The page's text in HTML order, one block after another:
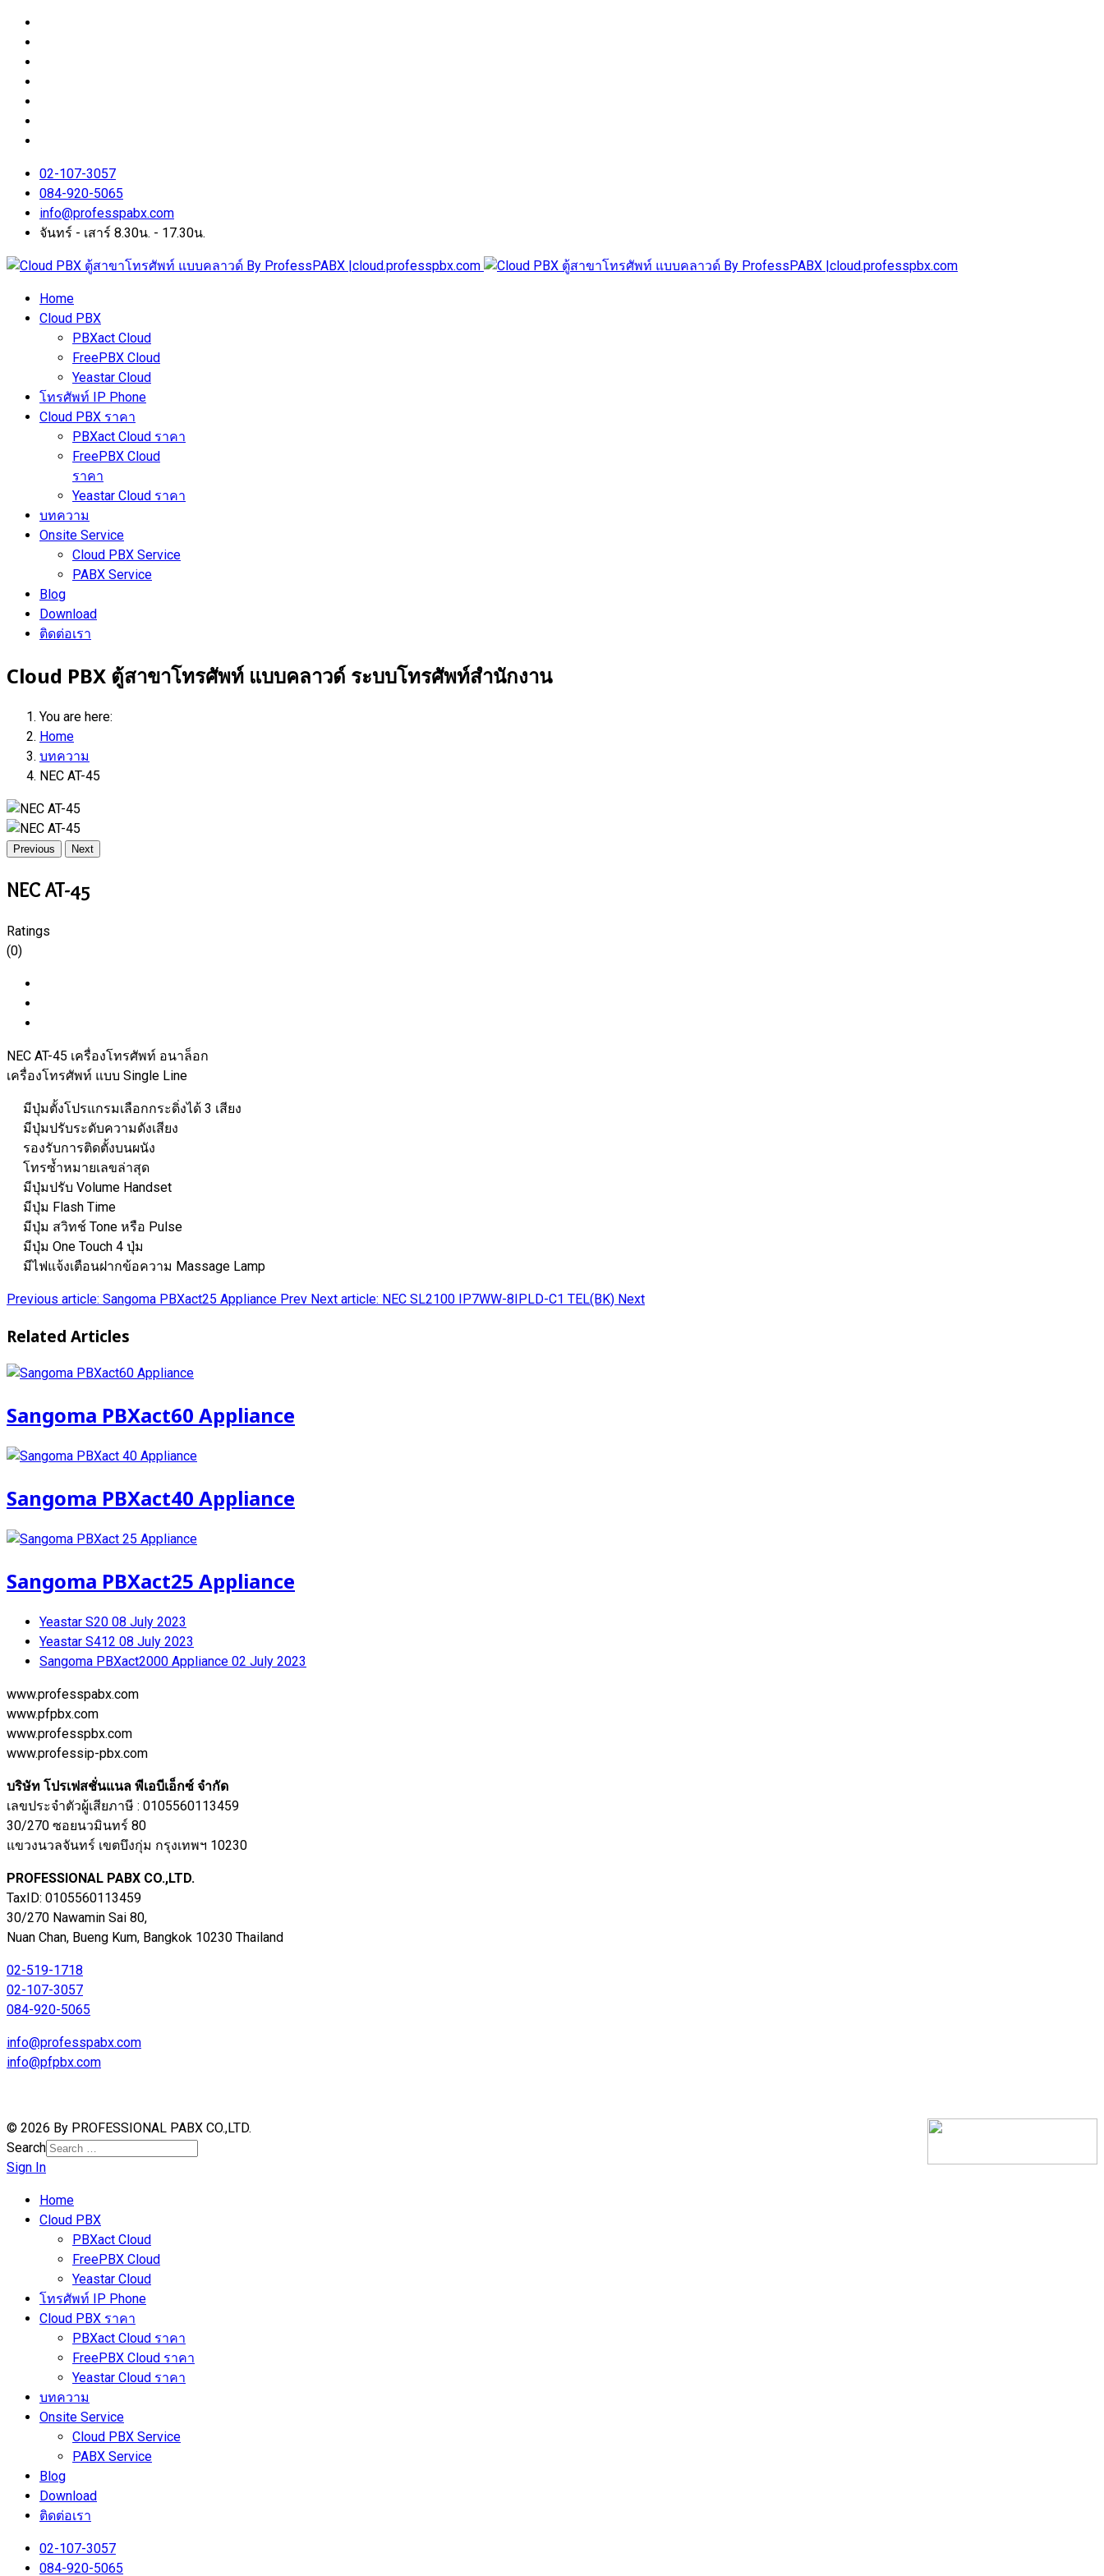
02-107-3057
084-920-5065
info@professpabx.com
จันทร์ - เสาร์ 8.30น. - 17.30น.
Home
Cloud PBX
PBXact Cloud
FreePBX Cloud
Yeastar Cloud
โทรศัพท์ IP Phone
Cloud PBX ราคา
PBXact Cloud ราคา
FreePBX Cloud
ราคา
Yeastar Cloud ราคา
บทความ
Onsite Service
Cloud PBX Service
PABX Service
Blog
Download
ติดต่อเรา
Cloud PBX ตู้สาขาโทรศัพท์ แบบคลาวด์ ระบบโทรศัพท์สำนักงาน
You are here:
Home
บทความ
NEC AT-45
Previous Next
NEC AT-45
Ratings
(0)
NEC AT-45 เครื่องโทรศัพท์ อนาล็อก
เครื่องโทรศัพท์ แบบ Single Line
มีปุ่มตั้งโปรแกรมเลือกกระดิ่งได้ 3 เสียง
มีปุ่มปรับระดับความดังเสียง
รองรับการติดตั้งบนผนัง
โทรซ้ำหมายเลขล่าสุด
มีปุ่มปรับ Volume Handset
มีปุ่ม Flash Time
มีปุ่ม สวิทช์ Tone หรือ Pulse
มีปุ่ม One Touch 4 ปุ่ม
มีไฟแจ้งเตือนฝากข้อความ Massage Lamp
Previous article: Sangoma PBXact25 Appliance Prev Next article: NEC SL2100 IP7WW-8IPLD-C1 TEL(BK) Next
Related Articles
Sangoma PBXact60 Appliance
Sangoma PBXact40 Appliance
Sangoma PBXact25 Appliance
Yeastar S20 08 July 2023
Yeastar S412 08 July 2023
Sangoma PBXact2000 Appliance 02 July 2023
www.professpabx.com
www.pfpbx.com
www.professpbx.com
www.professip-pbx.com
บริษัท โปรเฟสชั่นแนล พีเอบีเอ็กซ์ จำกัด
เลขประจำตัวผู้เสียภาษี : 0105560113459
30/270 ซอยนวมินทร์ 80
แขวงนวลจันทร์ เขตบึงกุ่ม กรุงเทพฯ 10230
PROFESSIONAL PABX CO.,LTD.
TaxID: 0105560113459
30/270 Nawamin Sai 80,
Nuan Chan, Bueng Kum, Bangkok 10230 Thailand
02-519-1718
02-107-3057
084-920-5065
info@professpabx.com
info@pfpbx.com
© 2026 By PROFESSIONAL PABX CO.,LTD.
Search
Sign In
Home
Cloud PBX
PBXact Cloud
FreePBX Cloud
Yeastar Cloud
โทรศัพท์ IP Phone
Cloud PBX ราคา
PBXact Cloud ราคา
FreePBX Cloud ราคา
Yeastar Cloud ราคา
บทความ
Onsite Service
Cloud PBX Service
PABX Service
Blog
Download
ติดต่อเรา
02-107-3057
084-920-5065